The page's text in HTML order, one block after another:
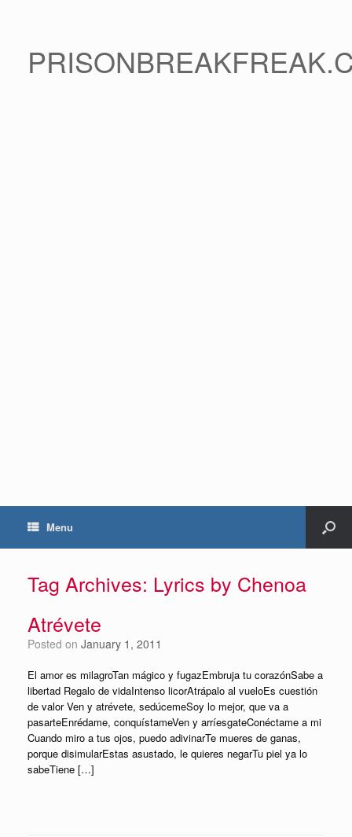
Menu
Tag Archives: Lyrics by Chenoa
Atrévete
Posted on January 1, 2011
El amor es milagroTan mágico y fugazEmbruja tu corazónSabe a
libertad Regalo de vidaIntenso licorAtrápalo al vueloEs cuestión
de valor Ven y atrévete, sedúcemeSoy lo mejor, que va a
pasarteEnrédame, conquístameVen y arríesgateConéctame a mi
Cuando miro a tus ojos, puedo adivinarTe mueres de ganas,
porque disimularEstas asustado, le quieres negarTu piel ya lo
sabeTiene […]